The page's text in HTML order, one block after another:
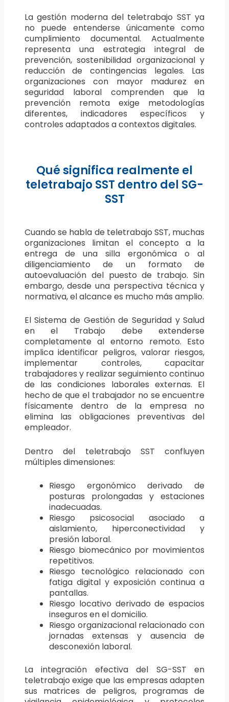
La gestión moderna del teletrabajo SST ya
no puede entenderse únicamente como
cumplimiento documental. Actualmente
representa una estrategia integral de
prevención, sostenibilidad organizacional y
reducción de contingencias legales. Las
organizaciones con mayor madurez en
seguridad laboral comprenden que la
prevención remota exige metodologías
diferentes, indicadores específicos y
controles adaptados a contextos digitales.
Qué significa realmente el
teletrabajo SST dentro del SG-
SST
Cuando se habla de teletrabajo SST, muchas
organizaciones limitan el concepto a la
entrega de una silla ergonómica o al
diligenciamiento de un formato de
autoevaluación del puesto de trabajo. Sin
embargo, desde una perspectiva técnica y
normativa, el alcance es mucho más amplio.
El Sistema de Gestión de Seguridad y Salud
en el Trabajo debe extenderse
completamente al entorno remoto. Esto
implica identificar peligros, valorar riesgos,
implementar controles, capacitar
trabajadores y realizar seguimiento continuo
de las condiciones laborales externas. El
hecho de que el trabajador no se encuentre
físicamente dentro de la empresa no
elimina las obligaciones preventivas del
empleador.
Dentro del teletrabajo SST confluyen
múltiples dimensiones:
Riesgo ergonómico derivado de
posturas prolongadas y estaciones
inadecuadas.
Riesgo psicosocial asociado a
aislamiento, hiperconectividad y
presión laboral.
Riesgo biomecánico por movimientos
repetitivos.
Riesgo tecnológico relacionado con
fatiga digital y exposición continua a
pantallas.
Riesgo locativo derivado de espacios
inseguros en el domicilio.
Riesgo organizacional relacionado con
jornadas extensas y ausencia de
desconexión laboral.
La integración efectiva del SG-SST en
teletrabajo exige que las empresas adapten
sus matrices de peligros, programas de